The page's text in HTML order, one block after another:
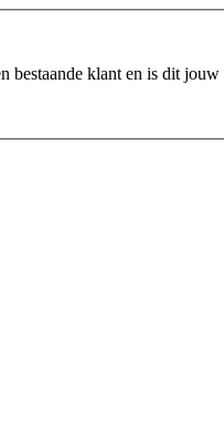
bestaande klant en is dit